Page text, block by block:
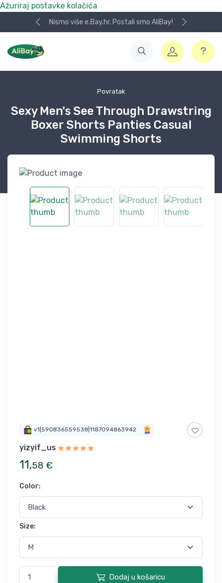
Ažuriraj postavke kolačića
Nismo više e.Bay.hr. Postali smo AliBay!
Povratak
Sexy Men's See Through Drawstring
Boxer Shorts Panties Casual
Swimming Shorts
v1|590836559538|1187094863942
yizyif_us
11,58 €
Color:
Size:
Dodaj u košaricu